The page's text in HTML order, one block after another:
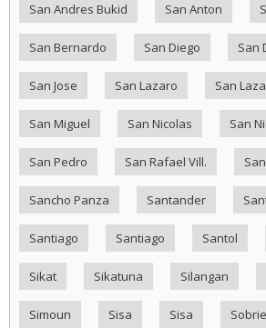
San Andres Bukid San Anton
San Bernardo San Diego San
San Jose San Lazaro San
San Miguel San Nicolas San
San Pedro San Rafael Vill.
Sancho Panza Santander
Santiago Santiago Santol
Sikat Sikatuna Silangan
Simoun Sisa Sisa